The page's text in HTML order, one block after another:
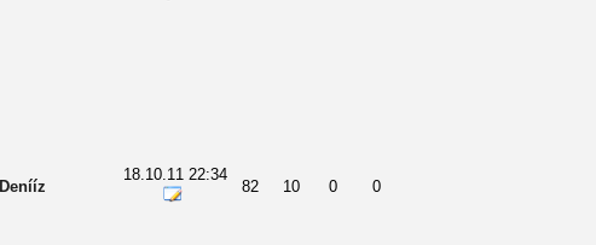
Denííz
18.10.11 22:34
82 10 0 0